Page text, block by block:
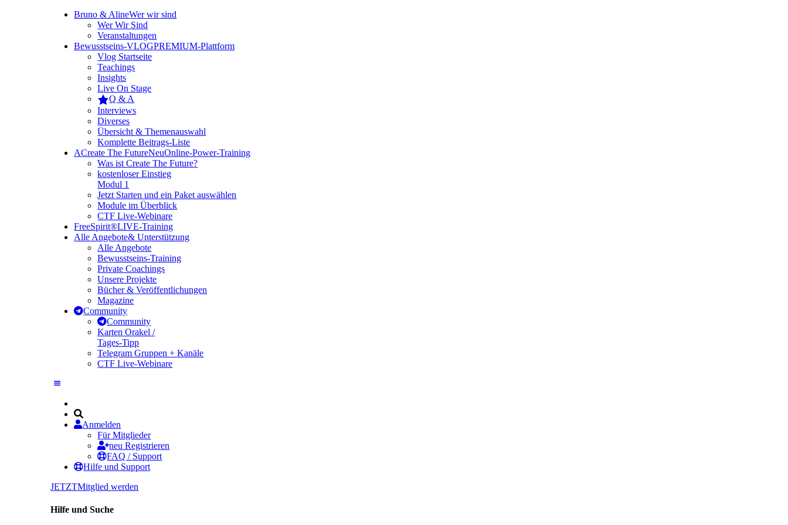
Bruno & AlineWer wir sind
Wer Wir Sind
Veranstaltungen
Bewusstseins-VLOGPREMIUM-Plattform
Vlog Startseite
Teachings
Insights
Live On Stage
Q & A
Interviews
Diverses
Übersicht & Themenauswahl
Komplette Beitrags-Liste
ACreate The FutureNeuOnline-Power-Training
Was ist Create The Future?
kostenloser Einstieg
Modul 1
Jetzt Starten und ein Paket auswählen
Module im Überblick
CTF Live-Webinare
FreeSpirit®LIVE-Training
Alle Angebote& Unterstützung
Alle Angebote
Bewusstseins-Training
Private Coachings
Unsere Projekte
Bücher & Veröffentlichungen
Magazine
Community
Community
Karten Orakel /
Tages-Tipp
Telegram Gruppen + Kanäle
CTF Live-Webinare
Anmelden
Für Mitglieder
neu Registrieren
FAQ / Support
Hilfe und Support
JETZTMitglied werden
Hilfe und Suche